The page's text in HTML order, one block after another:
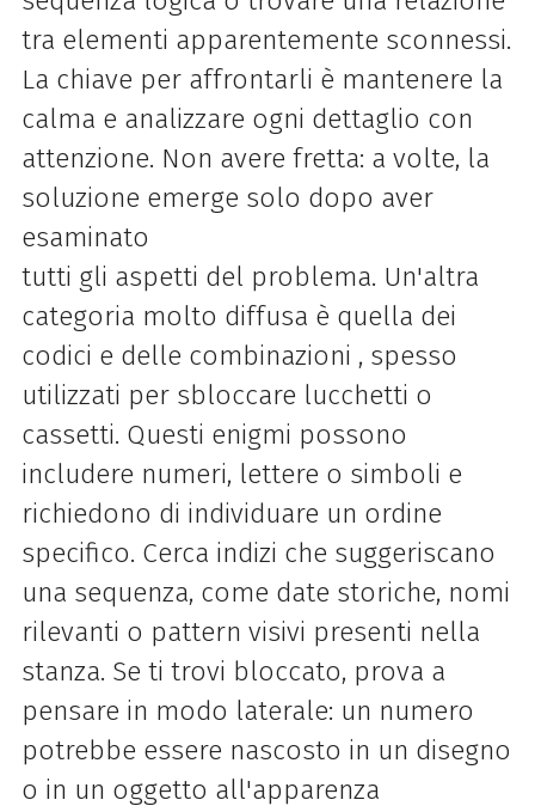
tra elementi apparentemente sconnessi.
La chiave per affrontarli è mantenere la
calma e analizzare ogni dettaglio con
attenzione. Non avere fretta: a volte, la
soluzione emerge solo dopo aver
esaminato
tutti gli aspetti del problema. Un'altra
categoria molto diffusa è quella dei
codici e delle combinazioni , spesso
utilizzati per sbloccare lucchetti o
cassetti. Questi enigmi possono
includere numeri, lettere o simboli e
richiedono di individuare un ordine
specifico. Cerca indizi che suggeriscano
una sequenza, come date storiche, nomi
rilevanti o pattern visivi presenti nella
stanza. Se ti trovi bloccato, prova a
pensare in modo laterale: un numero
potrebbe essere nascosto in un disegno
o in un oggetto all'apparenza